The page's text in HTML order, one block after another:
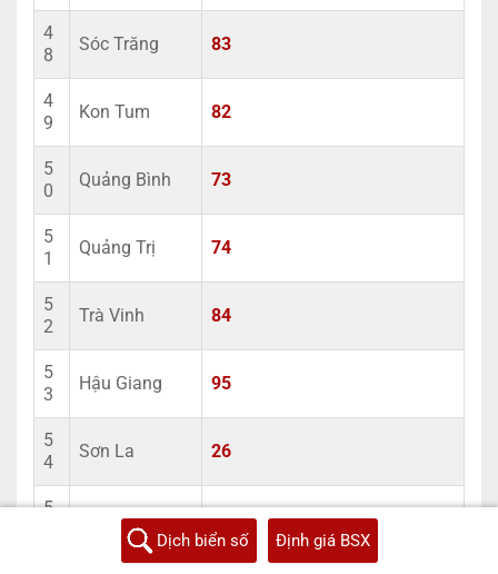
4
8
Sóc Trăng 83
4
9
Kon Tum 82
5
0
Quảng Bình 73
5
1
Quảng Trị 74
5
2
Trà Vinh 84
5
3
Hậu Giang 95
5
4
Sơn La 26
5
Bạc Liêu 94
Dịch biển số Định giá BSX